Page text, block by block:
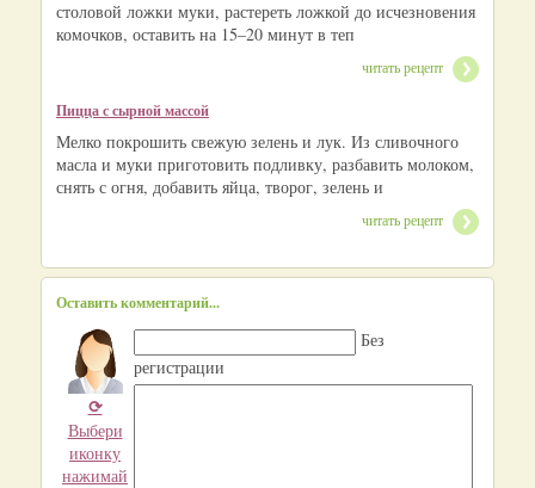
столовой ложки муки, растереть ложкой до исчезновения
комочков, оставить на 15–20 минут в теп
читать рецепт
Пицца с сырной массой
Мелко покрошить свежую зелень и лук. Из сливочного
масла и муки приготовить подливку, разбавить молоком,
снять с огня, добавить яйца, творог, зелень и
читать рецепт
Оставить комментарий...
⟳
Выбери
иконку
нажимай
Без
регистрации